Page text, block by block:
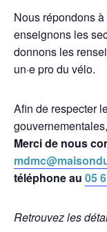
Nous répondons
enseignons les
donnons les
un·e pro du vélo.
Afin de respecter
Merci de nous
téléphone au 05
Retrouvez les